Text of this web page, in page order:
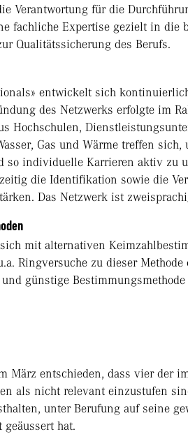
Verantwortung für die
fachliche Expertise gezielt in die
Qualitätssicherung des Berufs.
entwickelt sich
des Netzwerks erfolgte im
Hochschulen,
Gas und Wärme treffen
individuelle Karrieren aktiv zu
die Identifikation sowie die
Das Netzwerk ist
mit alternativen
Ringversuche zu dieser
und günstige
März entschieden, dass vier der
als nicht relevant einzustufen
unter Berufung auf seine
hat.